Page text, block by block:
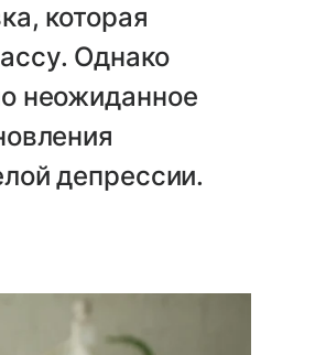
которая
Однако
неожиданное
депрессии.